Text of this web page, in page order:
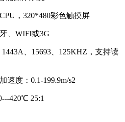
，320*480彩色触摸屏
、WIFI或3G
、15693、125KHZ，支持读
速度：0.1-199.9m/s2
420℃ 25:1